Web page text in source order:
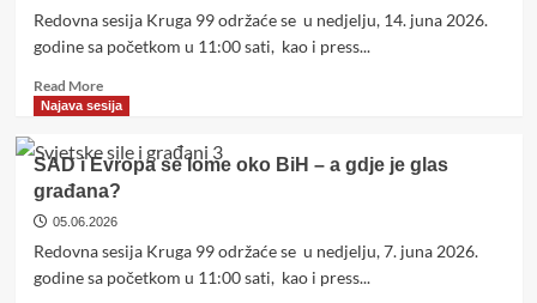
Konačne
arbitražne
odluke
Brčko
Redovna sesija Kruga 99 održaće se u nedjelju, 14. juna 2026.
godine sa početkom u 11:00 sati, kao i press...
Read MoreRead
more
Pravci
razvoja
i
budućnost
Sarajeva
glavnog
Najava sesija
SAD i Evropa se lome oko BiH – a gdje je glas
građana?
05.06.2026
Redovna sesija Kruga 99 održaće se u nedjelju, 7. juna 2026.
godine sa početkom u 11:00 sati, kao i press...